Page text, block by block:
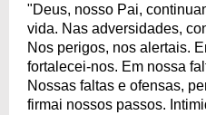
"Deus, nosso Pai,
vida. Nas adversidades,
Nos perigos, nos alertais.
fortalecei-nos. Em nossa
Nossas faltas e ofensas,
firmai nossos passos.